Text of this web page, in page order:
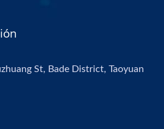
St, Bade District, Taoyuan